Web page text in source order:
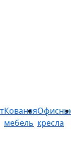
Кованая
мебель кресла